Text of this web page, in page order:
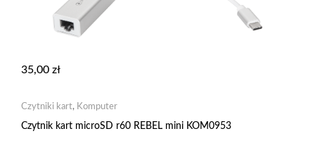
35,00 zł
Czytniki kart, Komputer
Czytnik kart microSD r60 REBEL mini KOM0953